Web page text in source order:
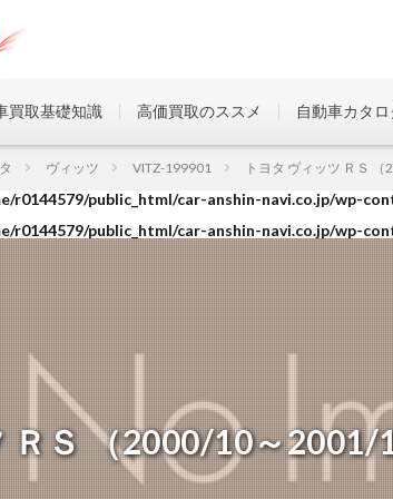
r0144579/public_html/car-anshin-navi.co.jp/wp-
r0144579/public_html/car-anshin-navi.co.jp/wp-
r0144579/public_html/car-anshin-navi.co.jp/wp-
買取基礎知識 高価買取のススメ 自動車カタ
ＲＳ （2000/10～2001/
ヴィッツ VITZ-199901 トヨタ ヴィッツ ＲＳ